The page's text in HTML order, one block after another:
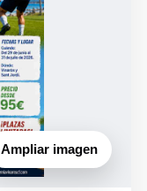
Ampliar imagen